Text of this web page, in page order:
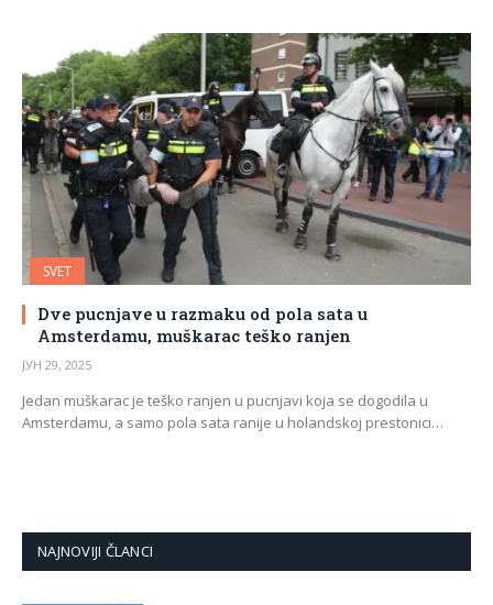
SVET
Dve pucnjave u razmaku od pola sata u
Amsterdamu, muškarac teško ranjen
ЈУН 29, 2025
Jedan muškarac je teško ranjen u pucnjavi koja se dogodila u
Amsterdamu, a samo pola sata ranije u holandskoj prestonici…
NAJNOVIJI ČLANCI